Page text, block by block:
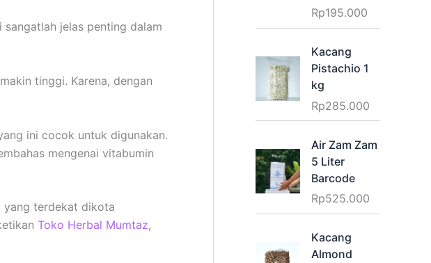
sangatlah jelas penting dalam
tinggi. Karena, dengan
ini cocok untuk digunakan.
mengenai vitabumin
yang terdekat dikota
Toko Herbal Mumtaz,
Rp195.000
Kacang
Pistachio 1
kg
Rp285.000
Air Zam Zam
5 Liter
Barcode
Rp525.000
Kacang
Almond